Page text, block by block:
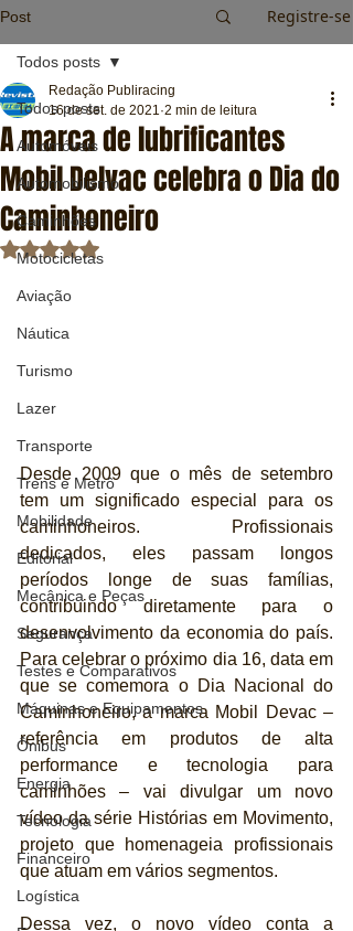
Post Registre-se
Todos posts
Automóveis
Automobilismo
Caminhões
Motocicletas
Aviação
Náutica
Turismo
Lazer
Transporte
Trens e Metrô
Mobilidade
Editorial
Mecânica e Peças
Segurança
Testes e Comparativos
Máquinas e Equipamentos
Ônibus
Energia
Tecnologia
Financeiro
Logística
Todos posts
A marca de lubrificantes
Mobil Delvac celebra o Dia do
Caminhoneiro
Redação Publiracing
16 de set. de 2021 2 min de leitura
Avaliado com NaN de 5 estrelas.
Desde 2009 que o mês de setembro
tem um significado especial para os
caminhoneiros. Profissionais
dedicados, eles passam longos
períodos longe de suas famílias,
contribuindo diretamente para o
desenvolvimento da economia do país.
Para celebrar o próximo dia 16, data em
que se comemora o Dia Nacional do
Caminhoneiro, a marca Mobil Devac –
referência em produtos de alta
performance e tecnologia para
caminhões – vai divulgar um novo
vídeo da série Histórias em Movimento,
projeto que homenageia profissionais
que atuam em vários segmentos.
Dessa vez, o novo vídeo conta a